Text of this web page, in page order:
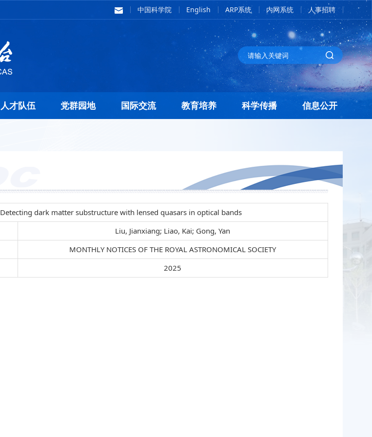
中国科学院 English ARP系统 内网系统 人事招聘
人才队伍 党群园地 国际交流 教育培养 科学传播 信息公开
Detecting dark matter substructure with lensed quasars in optical bands
Liu, Jianxiang; Liao, Kai; Gong, Yan
MONTHLY NOTICES OF THE ROYAL ASTRONOMICAL SOCIETY
2025